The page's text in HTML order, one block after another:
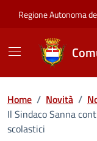
Regione Autonoma
Home / Novità /
Il Sindaco Sanna
scolastici